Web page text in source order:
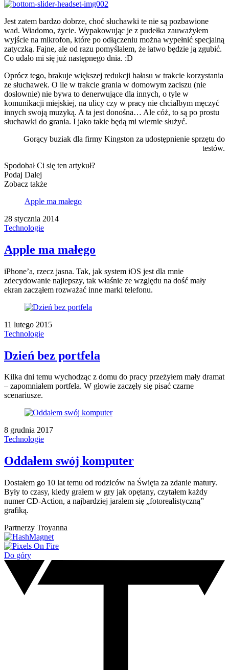
Jest zatem bardzo dobrze, choć słuchawki te nie są pozbawione
wad. Wiadomo, życie. Wypakowując je z pudełka zauważyłem
wyjście na mikrofon, które po odłączeniu można wypełnić specjalną
zatyczką. Fajne, ale od razu pomyślałem, że łatwo będzie ją zgubić.
Co udało mi się już następnego dnia. :D
Oprócz tego, brakuje większej redukcji hałasu w trakcie korzystania
ze słuchawek. O ile w trakcie grania w domowym zaciszu (nie
dosłownie) nie bywa to denerwujące dla innych, o tyle w
komunikacji miejskiej, na ulicy czy w pracy nie chciałbym męczyć
innych swoją muzyką. A ta jest donośna… Ale cóż, to są po prostu
słuchawki do grania. I jako takie będą mi wiernie służyć.
Gorący buziak dla firmy Kingston za udostępnienie sprzętu do
testów.
Spodobał Ci się ten artykuł?
Podaj Dalej
Zobacz także
Apple ma małego
28 stycznia 2014
Technologie
Apple ma małego
iPhone’a, rzecz jasna. Tak, jak system iOS jest dla mnie
zdecydowanie najlepszy, tak właśnie ze względu na dość mały
ekran zacząłem rozważać inne marki telefonu.
11 lutego 2015
Technologie
Dzień bez portfela
Kilka dni temu wychodząc z domu do pracy przeżyłem mały dramat
– zapomniałem portfela. W głowie zaczęły się pisać czarne
scenariusze.
8 grudnia 2017
Technologie
Oddałem swój komputer
Dostałem go 10 lat temu od rodziców na Święta za zdanie matury.
Były to czasy, kiedy grałem w gry jak opętany, czytałem każdy
numer CD-Action, a najbardziej jarałem się „fotorealistyczną”
grafiką.
Partnerzy Troyanna
Do góry